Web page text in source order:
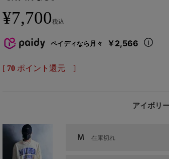
¥7,700税込
ペイディなら月々 ￥2,566
[ 70 ポイント還元 ]
アイボリ
M 在庫切れ